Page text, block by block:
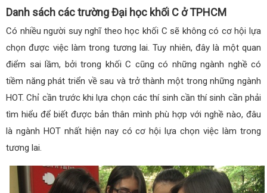
Danh sách các trường Đại học khối C ở TPHCM
Có nhiều người suy nghĩ theo học khối C sẽ không có cơ hội lựa
chọn được việc làm trong tương lai. Tuy nhiên, đây là một quan
điểm sai lầm, bởi trong khối C cũng có những ngành nghề có
tiềm năng phát triển về sau và trở thành một trong những ngành
HOT. Chỉ cần trước khi lựa chọn các thí sinh cần thí sinh cần phải
tìm hiểu để biết được bản thân mình phù hợp với nghề nào, đâu
là ngành HOT nhất hiện nay có cơ hội lựa chọn việc làm trong
tương lai.